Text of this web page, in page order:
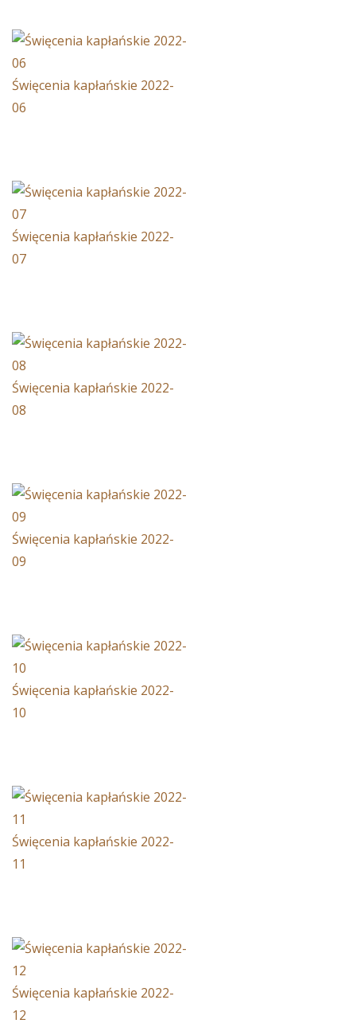
Święcenia kapłańskie 2022-
06
Święcenia kapłańskie 2022-
07
Święcenia kapłańskie 2022-
08
Święcenia kapłańskie 2022-
09
Święcenia kapłańskie 2022-
10
Święcenia kapłańskie 2022-
11
Święcenia kapłańskie 2022-
12